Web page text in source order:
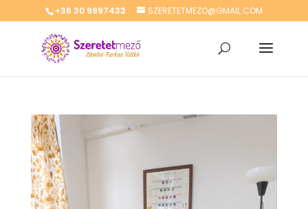
+36 30 9997433 SZERETETMEZO@GMAIL.COM